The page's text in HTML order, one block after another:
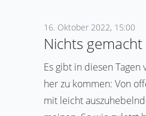
16. Oktober 2022, 15:00
Nichts
Es gibt in diesen
her zu kommen: Von
mit leicht